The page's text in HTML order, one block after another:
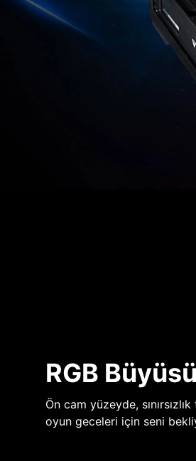
RGB
Ön cam yüzeyde,
oyun geceleri için seni